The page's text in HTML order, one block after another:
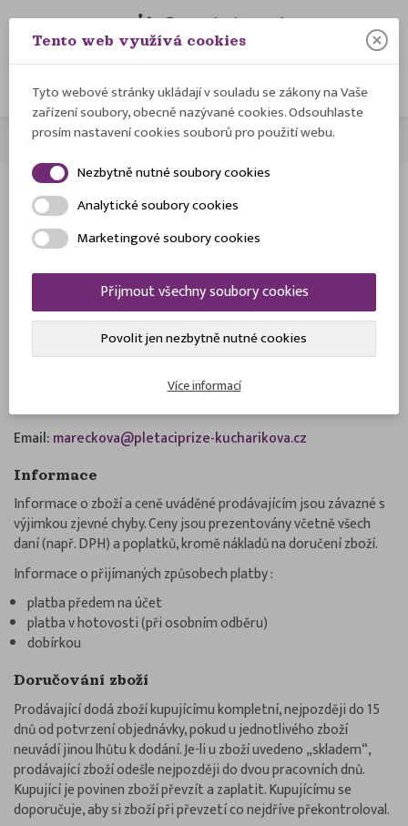
Domů Obchodní podmínky
Obchodní podmínky
Kontaktní údaje
Název:Pletenibavi.cz - eshop
Kunovice 214, 756 44 (veškerá korespondence,
zásilky)
Fakturační adresa:Ivana Kuchaříková s.r.o., Kunovice 20, 756
44 Loučka
CZ03737730(jsme plátci DPH)
Email:mareckova@pletaciprize-kucharikova.cz
Informace
Informace o zboží a ceně uváděné prodávajícím jsou závazné s
výjimkou zjevné chyby. Ceny jsou prezentovány včetně všech
daní (např. DPH) a poplatků, kromě nákladů na doručení zboží.
Informace o přijímaných způsobech platby :
platba předem na účet
platba v hotovosti (při osobním odběru)
dobírkou
Doručování zboží
Prodávající dodá zboží kupujícímu kompletní, nejpozději do 15
dnů od potvrzení objednávky, pokud u jednotlivého zboží
neuvádí jinou lhůtu k dodání. Je-li u zboží uvedeno „skladem“,
prodávající zboží odešle nejpozději do dvou pracovních dnů.
Kupující je povinen zboží převzít a zaplatit. Kupujícímu se
doporučuje, aby si zboží při převzetí co nejdříve překontroloval.
Tento web využívá cookies
Tyto webové stránky ukládají v souladu se zákony na Vaše
zařízení soubory, obecně nazývané cookies. Odsouhlaste
prosím nastavení cookies souborů pro použití webu.
Nezbytně nutné soubory cookies
Analytické soubory cookies
Marketingové soubory cookies
Přijmout všechny soubory cookies
Povolit jen nezbytně nutné cookies
Více informací